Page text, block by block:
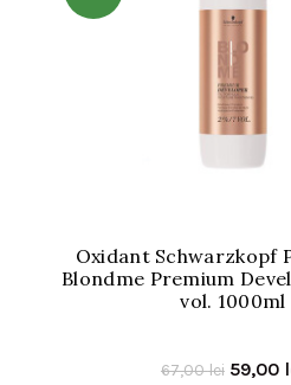
Oxidant Schwarzkopf
Blondme Premium
vol. 1000ml
67,00lei Prețul
59,00